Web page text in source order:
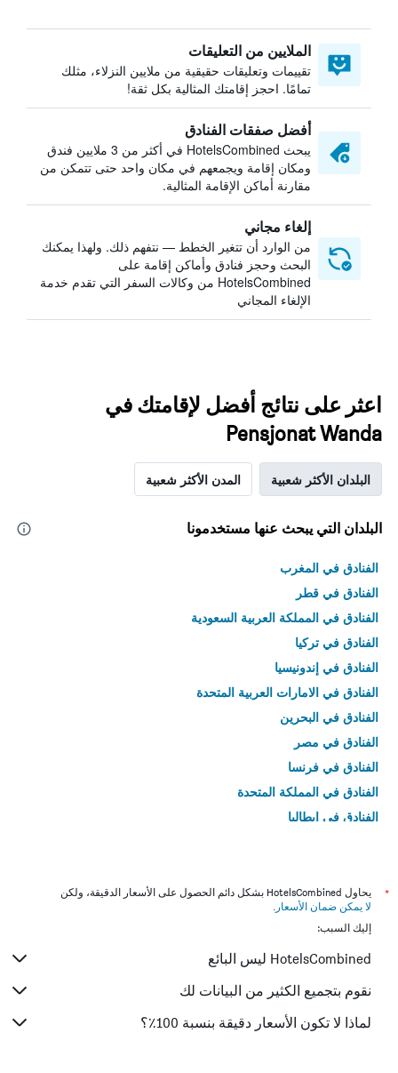
الملايين من التعليقات
تقييمات وتعليقات حقيقية من ملايين النزلاء، مثلك
تمامًا. احجز إقامتك المثالية بكل ثقة!
أفضل صفقات الفنادق
يبحث HotelsCombined في أكثر من 3 ملايين فندق
ومكان إقامة ويجمعهم في مكان واحد حتى تتمكن من
مقارنة أماكن الإقامة المثالية.
إلغاء مجاني
من الوارد أن تتغير الخطط — نتفهم ذلك. ولهذا يمكنك
البحث وحجز فنادق وأماكن إقامة على
HotelsCombined من وكالات السفر التي تقدم خدمة
الإلغاء المجاني
اعثر على نتائج أفضل لإقامتك في
Pensjonat Wanda
البلدان الأكثر شعبية المدن الأكثر شعبية
البلدان التي يبحث عنها مستخدمونا
الفنادق في المغرب
الفنادق في قطر
الفنادق في المملكة العربية السعودية
الفنادق في تركيا
الفنادق في إندونيسيا
الفنادق في الامارات العربية المتحدة
الفنادق في البحرين
الفنادق في مصر
الفنادق في فرنسا
الفنادق في المملكة المتحدة
الفنادق في إيطاليا
*
يحاول HotelsCombined بشكل دائم الحصول على الأسعار الدقيقة، ولكن
لا يمكن ضمان الأسعار .
إليك السبب:
HotelsCombined ليس البائع
نقوم بتجميع الكثير من البيانات لك
لماذا لا تكون الأسعار دقيقة بنسبة 100٪؟